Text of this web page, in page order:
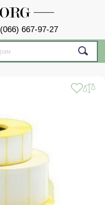
(066) 667-97-27